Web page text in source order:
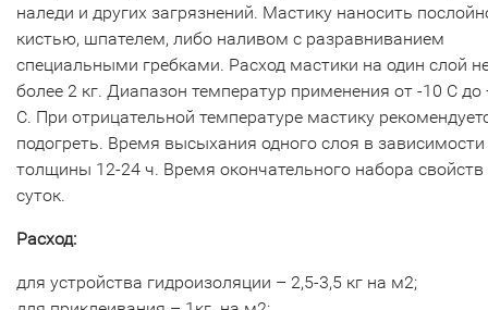
наледи и других загрязнений. Мастику наносить
кистью, шпателем, либо наливом с разравниванием
специальными гребками. Расход мастики на один слой
более 2 кг. Диапазон температур применения от -10 С до
С. При отрицательной температуре мастику
подогреть. Время высыхания одного слоя в зависимости
толщины 12-24 ч. Время окончательного набора свойств
суток.
Расход:
для устройства гидроизоляции – 2,5-3,5 кг на м2;